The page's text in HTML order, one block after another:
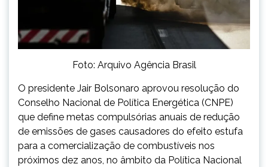
Foto: Arquivo Agência Brasil
O presidente Jair Bolsonaro aprovou resolução do
Conselho Nacional de Política Energética (CNPE)
que define metas compulsórias anuais de redução
de emissões de gases causadores do efeito estufa
para a comercialização de combustíveis nos
próximos dez anos, no âmbito da Política Nacional